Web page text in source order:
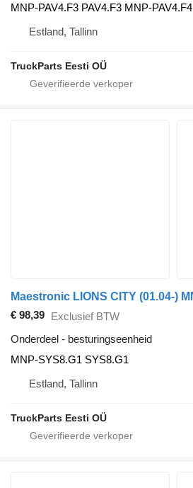
MNP-PAV4.F3 PAV4.F3 MNP-PAV4.F4
Estland, Tallinn
TruckParts Eesti OÜ
€ 98,39 Exclusief BTW
Onderdeel - besturingseenheid
MNP-SYS8.G1 SYS8.G1
Estland, Tallinn
TruckParts Eesti OÜ